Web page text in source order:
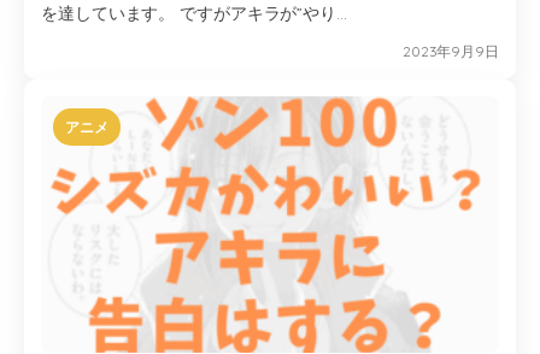
を達しています。 ですがアキラが”やり…
2023年9月9日
アニメ